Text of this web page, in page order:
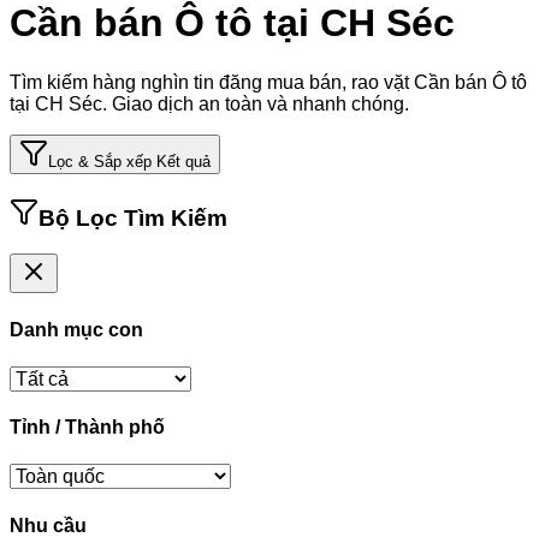
Cần bán Ô tô tại CH Séc
Tìm kiếm hàng nghìn tin đăng mua bán, rao vặtCần bán Ô tô
tại CH Séc. Giao dịch an toàn và nhanh chóng.
Lọc & Sắp xếp Kết quả
Bộ Lọc Tìm Kiếm
Danh mục con
Tỉnh / Thành phố
Nhu cầu